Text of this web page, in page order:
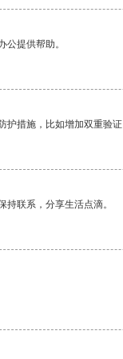
提供帮助。
护措施，比如增加双重验
联系，分享生活点滴。